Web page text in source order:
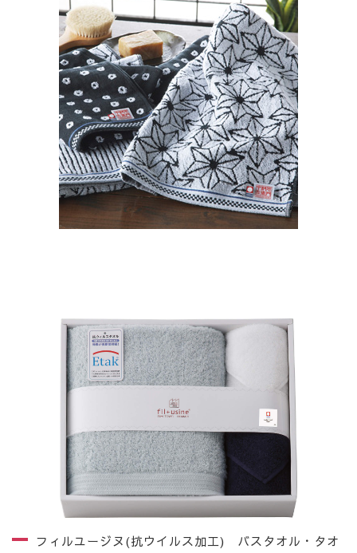
フィルユージヌ(抗ウイルス加工) バスタオル・タオ